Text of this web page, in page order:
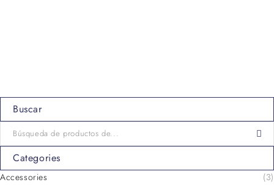
Buscar
Categories
Accessories
(3)